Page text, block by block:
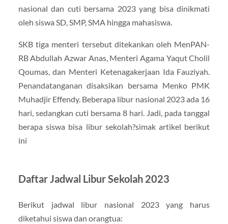
nasional dan cuti bersama 2023 yang bisa dinikmati
oleh siswa SD, SMP, SMA hingga mahasiswa.
SKB tiga menteri tersebut ditekankan oleh MenPAN-
RB Abdullah Azwar Anas, Menteri Agama Yaqut Cholil
Qoumas, dan Menteri Ketenagakerjaan Ida Fauziyah.
Penandatanganan disaksikan bersama Menko PMK
Muhadjir Effendy. Beberapa libur nasional 2023 ada 16
hari, sedangkan cuti bersama 8 hari. Jadi, pada tanggal
berapa siswa bisa libur sekolah?simak artikel berikut
ini
Daftar Jadwal Libur Sekolah 2023
Berikut jadwal libur nasional 2023 yang harus
diketahui siswa dan orangtua: